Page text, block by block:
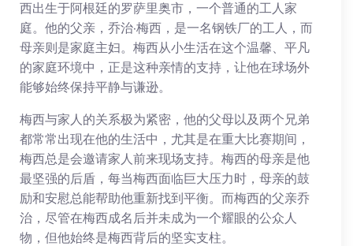
西出生于阿根廷的罗萨里奥市，一个普通的工人家
庭。他的父亲，乔治·梅西，是一名钢铁厂的工人，而
母亲则是家庭主妇。梅西从小生活在这个温馨、平凡
的家庭环境中，正是这种亲情的支持，让他在球场外
能够始终保持平静与谦逊。
梅西与家人的关系极为紧密，他的父母以及两个兄弟
都常常出现在他的生活中，尤其是在重大比赛期间，
梅西总是会邀请家人前来现场支持。梅西的母亲是他
最坚强的后盾，每当梅西面临巨大压力时，母亲的鼓
励和安慰总能帮助他重新找到平衡。而梅西的父亲乔
治，尽管在梅西成名后并未成为一个耀眼的公众人
物，但他始终是梅西背后的坚实支柱。